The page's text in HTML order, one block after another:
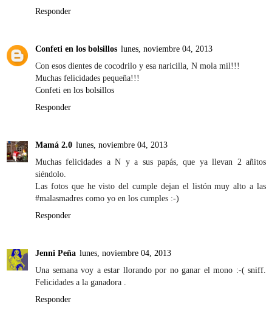
Responder
Confeti en los bolsillos lunes, noviembre 04, 2013
Con esos dientes de cocodrilo y esa naricilla, N mola mil!!!
Muchas felicidades pequeña!!!
Confeti en los bolsillos
Responder
Mamá 2.0 lunes, noviembre 04, 2013
Muchas felicidades a N y a sus papás, que ya llevan 2 añitos
siéndolo.
Las fotos que he visto del cumple dejan el listón muy alto a las
#malasmadres como yo en los cumples :-)
Responder
Jenni Peña lunes, noviembre 04, 2013
Una semana voy a estar llorando por no ganar el mono :-( sniff.
Felicidades a la ganadora .
Responder